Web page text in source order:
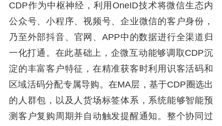
CDP作为中枢神经，利用OneID技术将微信生态内
公众号、小程序、视频号、企业微信的客户身份，
乃至外部抖音、官网、APP中的数据进行全渠道归
一化打通。在此基础上，企微互动能够调取CDP沉
淀的丰富客户特征，在精准获客时利用识客活码和
区域活码分配专属导购。在MA层，基于CDP圈选出
的人群包，以及人货场标签体系，系统能够智能预
测客户复购周期并自动触发提醒通知。整个协同过